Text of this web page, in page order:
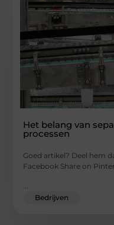
Het belang van
processen
Goed artikel? Deel hem
Facebook Share on
Bedrijven